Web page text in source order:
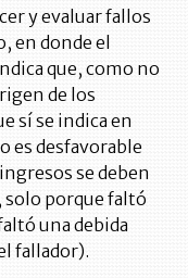
y evaluar fallos
en donde el
que, como no
de los
sí se indica en
es desfavorable
se deben
solo porque faltó
una debida
fallador).